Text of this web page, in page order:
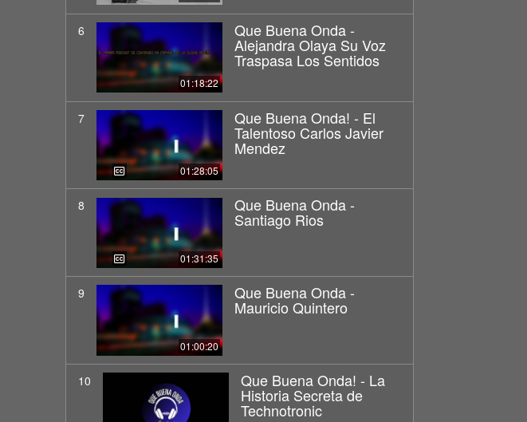
6
01:18:22
Que Buena Onda -
Alejandra Olaya Su Voz
Traspasa Los Sentidos
7
01:28:05
Que Buena Onda! - El
Talentoso Carlos Javier
Mendez
8
01:31:35
Que Buena Onda -
Santiago Rios
9
01:00:20
Que Buena Onda -
Mauricio Quintero
10 Que Buena Onda! - La
Historia Secreta de
Technotronic